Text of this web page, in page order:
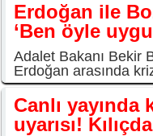
Erdoğan ile
‘Ben öyle
Adalet Bakanı Bekir
Erdoğan arasında
Canlı
uyarısı!